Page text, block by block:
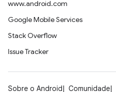
www.android.com
Google Mobile Services
Stack Overflow
Issue Tracker
Sobre o Android Comunidade